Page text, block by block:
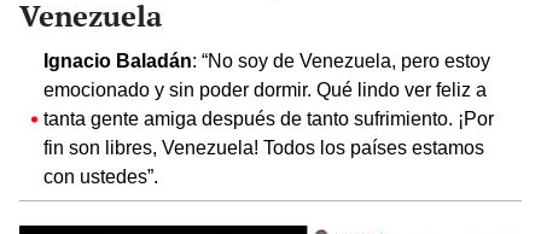
Venezuela
Ignacio Baladán: “No soy de Venezuela, pero estoy
emocionado y sin poder dormir. Qué lindo ver feliz a
tanta gente amiga después de tanto sufrimiento. ¡Por
fin son libres, Venezuela! Todos los países estamos
con ustedes”.